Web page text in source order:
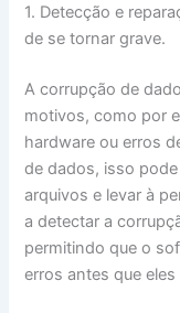
1. Detecção e
de se tornar grave.
A corrupção de
motivos, como por
hardware ou erros
de dados, isso
arquivos e levar à
a detectar a
permitindo que o
erros antes que